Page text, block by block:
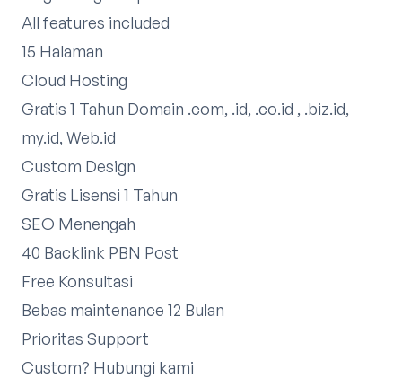
All features included
15 Halaman
Cloud Hosting
Gratis 1 Tahun Domain .com, .id, .co.id , .biz.id,
my.id, Web.id
Custom Design
Gratis Lisensi 1 Tahun
SEO Menengah
40 Backlink PBN Post
Free Konsultasi
Bebas maintenance 12 Bulan
Prioritas Support
Custom? Hubungi kami